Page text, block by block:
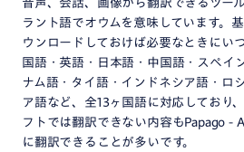
音声、会話、画像から翻訳できるツー
ラント語でオウムを意味しています。
ウンロードしておけば必要なときにい
国語・英語・日本語・中国語・スペイ
ナム語・タイ語・インドネシア語・ロ
ア語など、全13ヶ国語に対応しており
フトでは翻訳できない内容もPapago -
に翻訳できることが多いです。